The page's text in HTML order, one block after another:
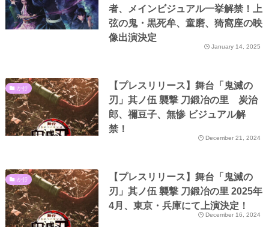
者、メインビジュアル一挙解禁！上
弦の鬼・黒死牟、童磨、猗窩座の映
像出演決定
January 14, 2025
か行
【プレスリリース】舞台「鬼滅の
刃」其ノ伍 襲撃 刀鍛冶の里 炭治
郎、禰豆子、無惨 ビジュアル解
禁！
December 21, 2024
か行
【プレスリリース】舞台「鬼滅の
刃」其ノ伍 襲撃 刀鍛冶の里 2025年
4月、東京・兵庫にて上演決定！
December 16, 2024